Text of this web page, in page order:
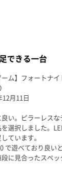
できる一台
ーム】フォートナイ
12月11日
良い。ピラーレス
選択しました。
ています。
で遊べており良い
段に見合ったスペ